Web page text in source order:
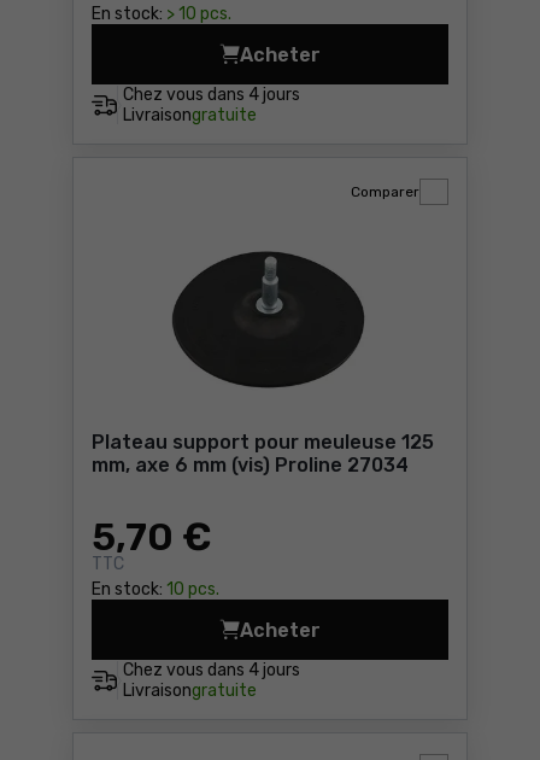
En stock: > 10 pcs.
Chez vous dans 4 jours
Livraisongratuite
Acheter
Disque à tronçonner à
Plateau support pour meuleuse 125
mm, axe 6 mm (vis) Proline 27034
5,70 €
TTC
En stock: 10 pcs.
Comparer
Chez vous dans 4 jours
Livraisongratuite
Acheter
Plateau support pour